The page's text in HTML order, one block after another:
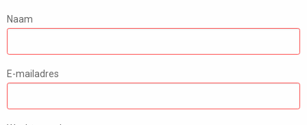
Naam
E-mailadres